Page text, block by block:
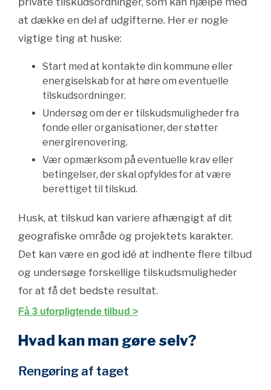
at dække en del af udgifterne. Her er nogle
vigtige ting at huske:
Start med at kontakte din kommune eller
energiselskab for at høre om eventuelle
tilskudsordninger.
Undersøg om der er tilskudsmuligheder fra
fonde eller organisationer, der støtter
energirenovering.
Vær opmærksom på eventuelle krav eller
betingelser, der skal opfyldes for at være
berettiget til tilskud.
Husk, at tilskud kan variere afhængigt af dit
geografiske område og projektets karakter.
Det kan være en god idé at indhente flere tilbud
og undersøge forskellige tilskudsmuligheder
for at få det bedste resultat.
Få 3 uforpligtende tilbud >
Hvad kan man gøre selv?
Rengøring af taget